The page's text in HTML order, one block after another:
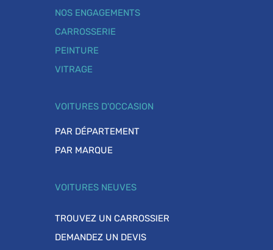
NOS ENGAGEMENTS
CARROSSERIE
PEINTURE
VITRAGE
VOITURES D'OCCASION
PAR DÉPARTEMENT
PAR MARQUE
VOITURES NEUVES
TROUVEZ UN CARROSSIER
DEMANDEZ UN DEVIS